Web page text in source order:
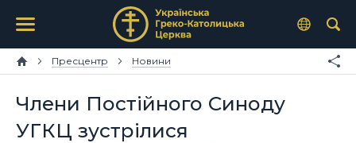
Пресцентр Новини
Члени Постійного Синоду
УГКЦ зустрілися